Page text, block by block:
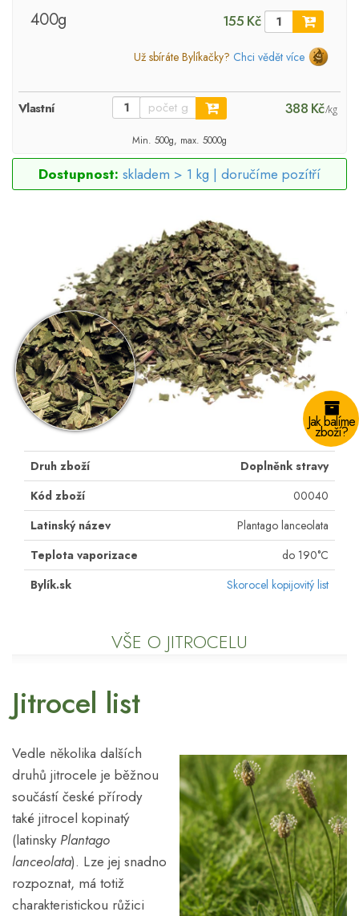
400g 155 Kč
Už sbíráte Bylíkačky? Chci vědět více
Vlastní 388 Kč/kg
Min. 500g, max. 5000g
Dostupnost: skladem > 1 kg | doručíme pozítří
Jak balíme
zboží?
Druh zboží
Doplněnk stravy
Kód zboží
00040
Latinský název
Plantago lanceolata
Teplota vaporizace
do 190°C
Bylík.sk
Skorocel kopijovitý list
VŠE O JITROCELU
Jitrocel list
Vedle několika dalších
druhů jitrocele je běžnou
součástí české přírody
také jitrocel kopinatý
(latinsky Plantago
lanceolata). Lze jej snadno
rozpoznat, má totiž
charakteristickou růžici